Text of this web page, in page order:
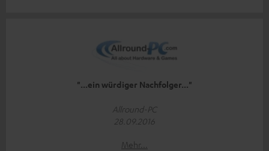
"...ein würdiger Nachfolger..."
Allround-PC
28.09.2016
Mehr...